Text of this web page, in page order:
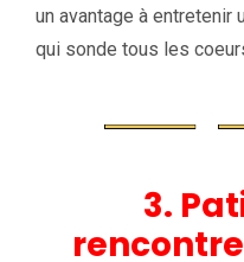
un avantage à entretenir
qui sonde tous les
3.